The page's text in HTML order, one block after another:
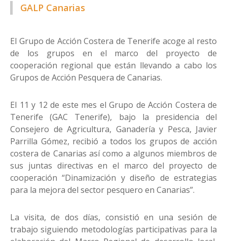
GALP Canarias
El Grupo de Acción Costera de Tenerife acoge al resto
de los grupos en el marco del proyecto de
cooperación regional que están llevando a cabo los
Grupos de Acción Pesquera de Canarias.
El 11 y 12 de este mes el Grupo de Acción Costera de
Tenerife (GAC Tenerife), bajo la presidencia del
Consejero de Agricultura, Ganadería y Pesca, Javier
Parrilla Gómez, recibió a todos los grupos de acción
costera de Canarias así como a algunos miembros de
sus juntas directivas en el marco del proyecto de
cooperación “Dinamización y diseño de estrategias
para la mejora del sector pesquero en Canarias”.
La visita, de dos días, consistió en una sesión de
trabajo siguiendo metodologías participativas para la